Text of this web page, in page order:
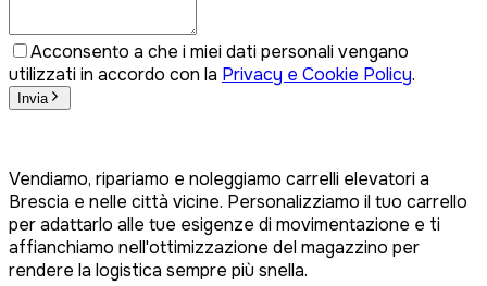
Acconsento a che i miei dati personali vengano
utilizzati in accordo con la Privacy e Cookie Policy.
Invia
Vendiamo, ripariamo e noleggiamo carrelli elevatori a
Brescia e nelle città vicine. Personalizziamo il tuo carrello
per adattarlo alle tue esigenze di movimentazione e ti
affianchiamo nell'ottimizzazione del magazzino per
rendere la logistica sempre più snella.